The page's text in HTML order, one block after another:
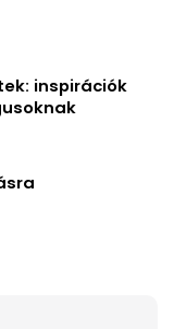
inspirációk